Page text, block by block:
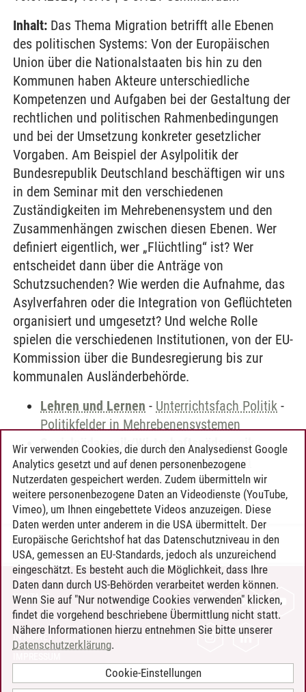
Inhalt: Das Thema Migration betrifft alle Ebenen
des politischen Systems: Von der Europäischen
Union über die Nationalstaaten bis hin zu den
Kommunen haben Akteure unterschiedliche
Kompetenzen und Aufgaben bei der Gestaltung der
rechtlichen und politischen Rahmenbedingungen
und bei der Umsetzung konkreter gesetzlicher
Vorgaben. Am Beispiel der Asylpolitik der
Bundesrepublik Deutschland beschäftigen wir uns
in dem Seminar mit den verschiedenen
Zuständigkeiten im Mehrebenensystem und den
Zusammenhängen zwischen diesen Ebenen. Wer
definiert eigentlich, wer „Flüchtling“ ist? Wer
entscheidet dann über die Anträge von
Schutzsuchenden? Wie werden die Aufnahme, das
Asylverfahren oder die Integration von Geflüchteten
organisiert und umgesetzt? Und welche Rolle
spielen die verschiedenen Institutionen, von der EU-
Kommission über die Bundesregierung bis zur
kommunalen Ausländerbehörde.
Lehren und Lernen - Unterrichtsfach Politik -
Politikfelder in Mehrebenensystemen
Sozialpädagogik/Wirtschaftspädagogik -
Unterrichtsfach Politik-Politikfelder in
Mehrebenensystemen
Timo Leder/30.06.2024
KONTAKT
LEUPHANA ALS ARBEITGEBER
INTRANET
Wir verwenden Cookies, die durch den Analysedienst Google
Analytics gesetzt und auf denen personenbezogene
Nutzerdaten gespeichert werden. Zudem übermitteln wir
weitere personenbezogene Daten an Videodienste (YouTube,
Vimeo), um Ihnen eingebettete Videos anzuzeigen. Diese
Daten werden unter anderem in die USA übermittelt. Der
Europäische Gerichtshof hat das Datenschutzniveau in den
USA, gemessen an EU-Standards, jedoch als unzureichend
eingeschätzt. Es besteht auch die Möglichkeit, dass Ihre
Daten dann durch US-Behörden verarbeitet werden können.
Wenn Sie auf "Nur notwendige Cookies verwenden" klicken,
findet die vorgehend beschriebene Übermittlung nicht statt.
Nähere Informationen hierzu entnehmen Sie bitte unserer
Datenschutzerklärung.
Cookie-Einstellungen